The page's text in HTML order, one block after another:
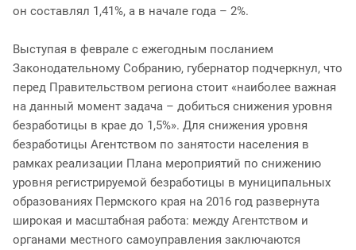
он составлял 1,41%, а в начале года – 2%.
Выступая в феврале с ежегодным посланием
Законодательному Собранию, губернатор подчеркнул, что
перед Правительством региона стоит «наиболее важная
на данный момент задача – добиться снижения уровня
безработицы в крае до 1,5%». Для снижения уровня
безработицы Агентством по занятости населения в
рамках реализации Плана мероприятий по снижению
уровня регистрируемой безработицы в муниципальных
образованиях Пермского края на 2016 год развернута
широкая и масштабная работа: между Агентством и
органами местного самоуправления заключаются